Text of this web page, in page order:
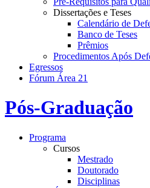
Dissertações e Teses
Calendário de
Banco de Teses
Prêmios
Procedimentos Após
Egressos
Fórum Área 21
Pós-Graduação
Programa
Cursos
Mestrado
Doutorado
Disciplinas